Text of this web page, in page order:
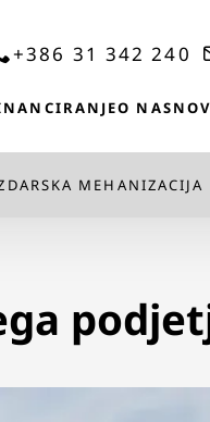
+386 31 342 240
O NAS
MEHANIZACIJA